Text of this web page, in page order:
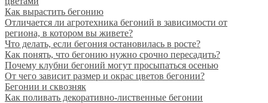
Как вырастить бегонию
Отличается ли агротехника бегоний в зависимости от
региона, в котором вы живете?
Что делать, если бегония остановилась в росте?
Как понять, что бегонию нужно срочно пересадить?
Почему клубни бегоний могут просыпаться осенью
От чего зависит размер и окрас цветов бегонии?
Бегонии и сквозняк
Как поливать декоративно-лиственные бегонии